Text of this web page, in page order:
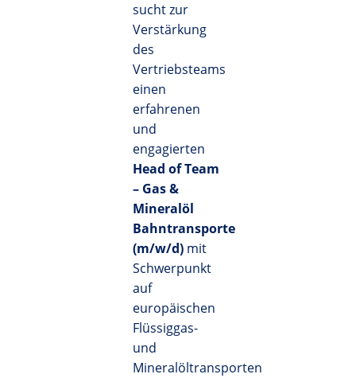
sucht zur
Verstärkung
des
Vertriebsteams
einen
erfahrenen
und
engagierten
Head of Team
– Gas &
Mineralöl
Bahntransporte
(m/w/d) mit
Schwerpunkt
auf
europäischen
Flüssiggas-
und
Mineralöltransporten